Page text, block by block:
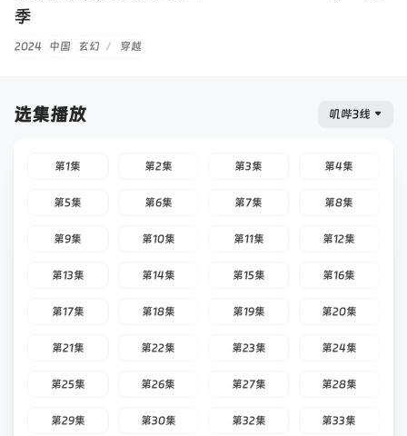
季
2024 中国 玄幻 / 穿越
选集播放 叽哔3线
第1集 第2集 第3集 第4集
第5集 第6集 第7集 第8集
第9集 第10集 第11集 第12集
第13集 第14集 第15集 第16集
第17集 第18集 第19集 第20集
第21集 第22集 第23集 第24集
第25集 第26集 第27集 第28集
第29集 第30集 第32集 第33集